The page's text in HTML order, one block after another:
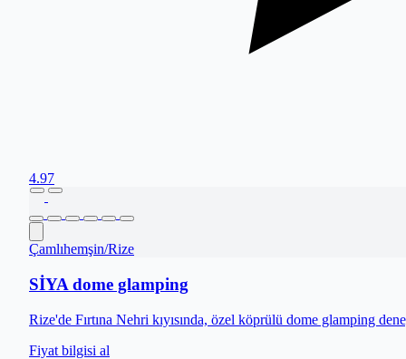
4.97
Çamlıhemşin/Rize
SİYA dome glamping
Rize'de Fırtına Nehri kıyısında, özel köprülü dome glamping
Fiyat bilgisi al